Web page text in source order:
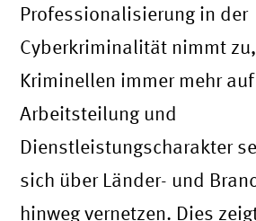
Professionalisierung in der
Cyberkriminalität nimmt
Kriminellen immer mehr auf
Arbeitsteilung und
Dienstleistungscharakter
sich über Länder- und
hinweg vernetzen. Dies